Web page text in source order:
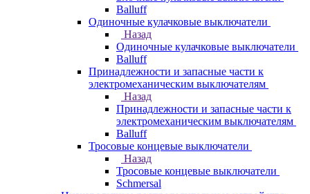
Balluff
Одиночные кулачковые выключатели
Назад
Одиночные кулачковые выключатели
Balluff
Принадлежности и запасные части к
электромеханическим выключателям
Назад
Принадлежности и запасные части к
электромеханическим выключателям
Balluff
Тросовые концевые выключатели
Назад
Тросовые концевые выключатели
Schmersal